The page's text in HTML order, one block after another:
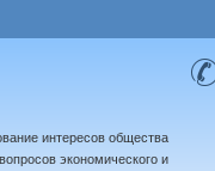
интересов общества
экономического и